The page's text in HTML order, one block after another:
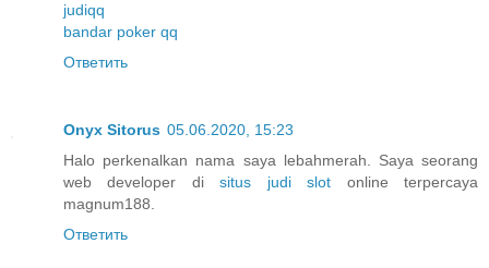
judiqq
bandar poker qq
Ответить
Onyx Sitorus 05.06.2020, 15:23
Halo perkenalkan nama saya lebahmerah. Saya seorang
web developer disitus judi slot online terpercaya
magnum188.
Ответить